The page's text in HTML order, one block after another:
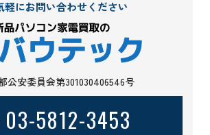
軽にお問い合わせください
公安委員会第301030406546号
03-5812-3453